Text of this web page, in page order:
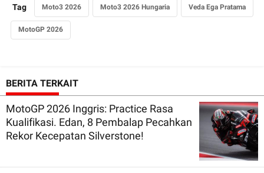
Tag Moto3 2026 Moto3 2026 Hungaria Veda Ega Pratama
MotoGP 2026
BERITA TERKAIT
MotoGP 2026 Inggris: Practice Rasa
Kualifikasi. Edan, 8 Pembalap Pecahkan
Rekor Kecepatan Silverstone!